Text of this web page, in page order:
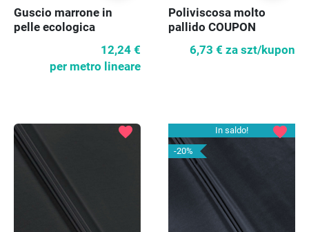
Guscio marrone in
pelle ecologica
12,24 €
per metro lineare
Poliviscosa molto
pallido COUPON
6,73 € za szt/kupon
favorite
In saldo!
-20%
favorite